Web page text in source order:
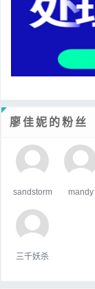
廖佳妮的粉丝
sandstorm mandy
三千妖杀